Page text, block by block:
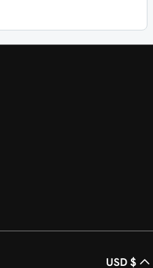
USD $